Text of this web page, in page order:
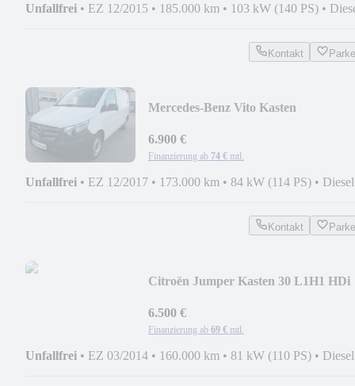
Unfallfrei • EZ 12/2015 • 185.000 km • 103 kW (140 PS) •
Kontakt
Mercedes-Benz Vito Kasten
6.900 €
Finanzierung ab 74 € mtl.
Unfallfrei • EZ 12/2017 • 173.000 km • 84 kW (114 PS) • Diesel
Kontakt
Citroën Jumper Kasten 30 L1H1 HDi
6.500 €
Finanzierung ab 69 € mtl.
Unfallfrei • EZ 03/2014 • 160.000 km • 81 kW (110 PS) • Diesel